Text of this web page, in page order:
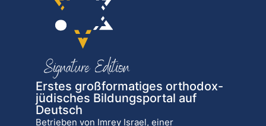
Erstes großformatiges orthodox-
jüdisches Bildungsportal auf
Deutsch
Betrieben von Imrey Israel, einer